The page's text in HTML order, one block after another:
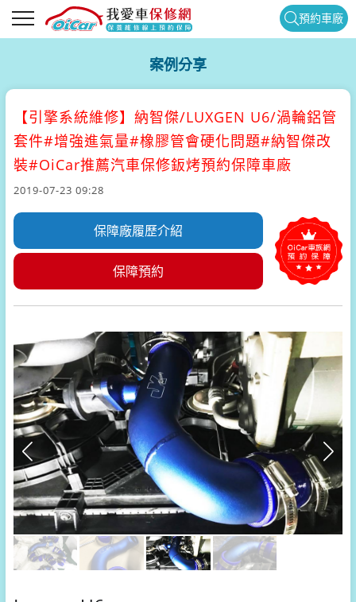
預約車廠
案例分享
【引擎系統維修】 納智傑/LUXGEN U6/渦輪鋁管
套件#增強進氣量#橡膠管會硬化問題#納智傑改
裝#OiCar推薦汽車保修鈑烤預約保障車廠
2019-07-23 09:28
保障廠履歷介紹
保障預約